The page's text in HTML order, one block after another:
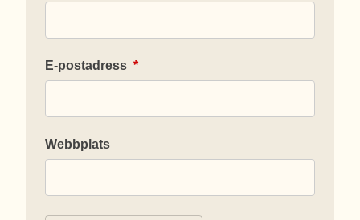
E-postadress *
Webbplats